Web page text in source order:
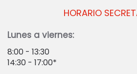
HORARIO
Lunes a viernes:
8:00 - 13:30
14:30 - 17:00*